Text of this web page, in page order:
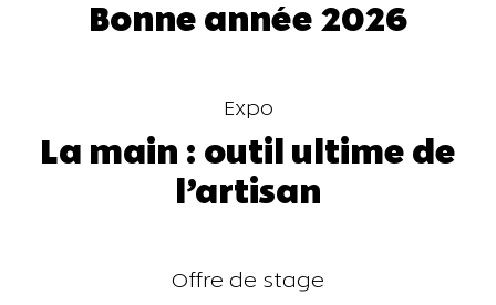
Bonne année 2026
Expo
La main : outil ultime de
l’artisan
Offre de stage